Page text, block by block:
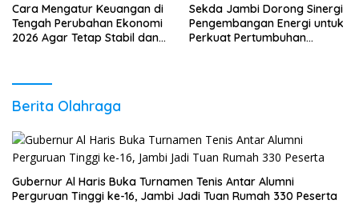
Cara Mengatur Keuangan di
Tengah Perubahan Ekonomi
2026 Agar Tetap Stabil dan
Sekda Jambi Dorong Sinergi
Pengembangan Energi untuk
Perkuat Pertumbuhan
Berita Olahraga
Gubernur Al Haris Buka Turnamen Tenis Antar Alumni
Perguruan Tinggi ke-16, Jambi Jadi Tuan Rumah 330 Peserta